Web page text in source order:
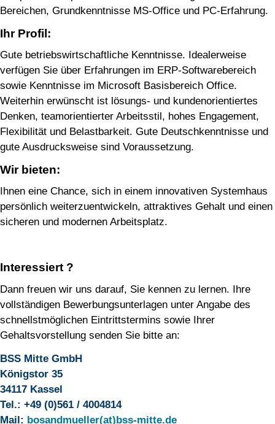
Bereichen, Grundkenntnisse MS-Office und PC-Erfahrung.
Ihr Profil:
Gute betriebswirtschaftliche Kenntnisse. Idealerweise
verfügen Sie über Erfahrungen im ERP-Softwarebereich
sowie Kenntnisse im Microsoft Basisbereich Office.
Weiterhin erwünscht ist lösungs- und kundenorientiertes
Denken, teamorientierter Arbeitsstil, hohes Engagement,
Flexibilität und Belastbarkeit. Gute Deutschkenntnisse und
gute Ausdrucksweise sind Voraussetzung.
Wir bieten:
Ihnen eine Chance, sich in einem innovativen Systemhaus
persönlich weiterzuentwickeln, attraktives Gehalt und einen
sicheren und modernen Arbeitsplatz.
Interessiert ?
Dann freuen wir uns darauf, Sie kennen zu lernen. Ihre
vollständigen Bewerbungsunterlagen unter Angabe des
schnellstmöglichen Eintrittstermins sowie Ihrer
Gehaltsvorstellung senden Sie bitte an:
BSS Mitte GmbH
Königstor 35
34117 Kassel
Tel.: +49 (0)561 / 4004814
Mail: bosandmueller(at)bss-mitte.de